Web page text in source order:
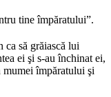
tine împăratului”.
ca să grăiască lui
ei şi s-au închinat ei,
mumei împăratului şi